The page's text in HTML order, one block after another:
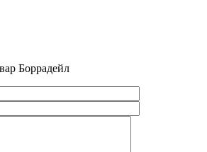
Боррадейл